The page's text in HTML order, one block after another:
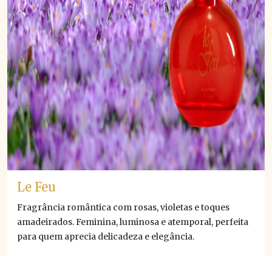
Le Feu
Fragrância romântica com rosas, violetas e toques
amadeirados. Feminina, luminosa e atemporal, perfeita
para quem aprecia delicadeza e elegância.